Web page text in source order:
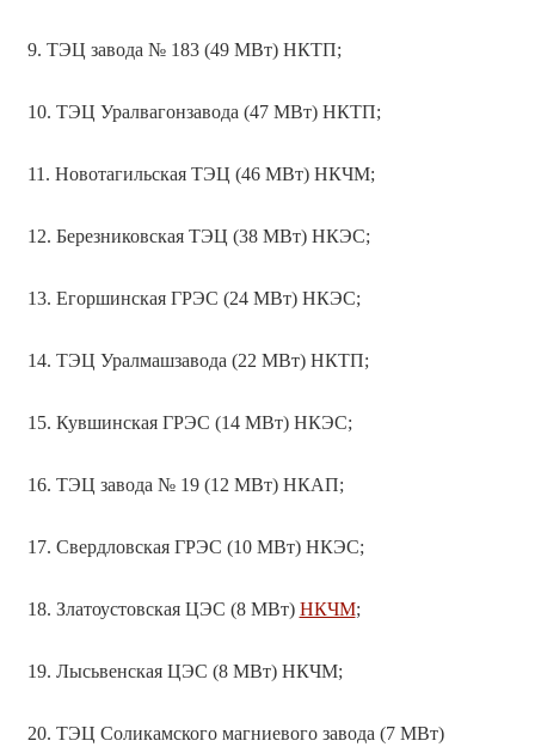
9. ТЭЦ завода № 183 (49 МВт) НКТП;
10. ТЭЦ Уралвагонзавода (47 МВт) НКТП;
11. Новотагильская ТЭЦ (46 МВт) НКЧМ;
12. Березниковская ТЭЦ (38 МВт) НКЭС;
13. Егоршинская ГРЭС (24 МВт) НКЭС;
14. ТЭЦ Уралмашзавода (22 МВт) НКТП;
15. Кувшинская ГРЭС (14 МВт) НКЭС;
16. ТЭЦ завода № 19 (12 МВт) НКАП;
17. Свердловская ГРЭС (10 МВт) НКЭС;
18. Златоустовская ЦЭС (8 МВт) НКЧМ;
19. Лысьвенская ЦЭС (8 МВт) НКЧМ;
20. ТЭЦ Соликамского магниевого завода (7 МВт)